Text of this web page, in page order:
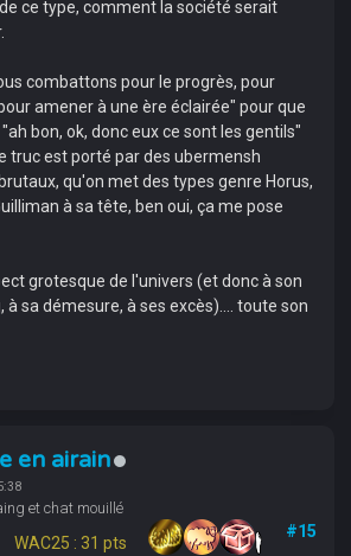
ce type, comment la société serait
combattons pour le progrès, pour
amener à une ère éclairée" pour que
bon, ok, donc eux ce sont les gentils"
truc est porté par des ubermensh
qu'on met des types genre Horus,
à sa tête, ben oui, ça me pose
grotesque de l'univers (et donc à son
à sa démesure, à ses excès).... toute son
en airain
et chat mouillé
WAC25 : 31 pts
#15